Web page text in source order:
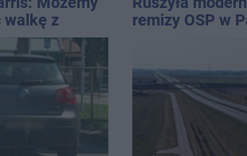
walkę z
tej lidze
remizy OSP w